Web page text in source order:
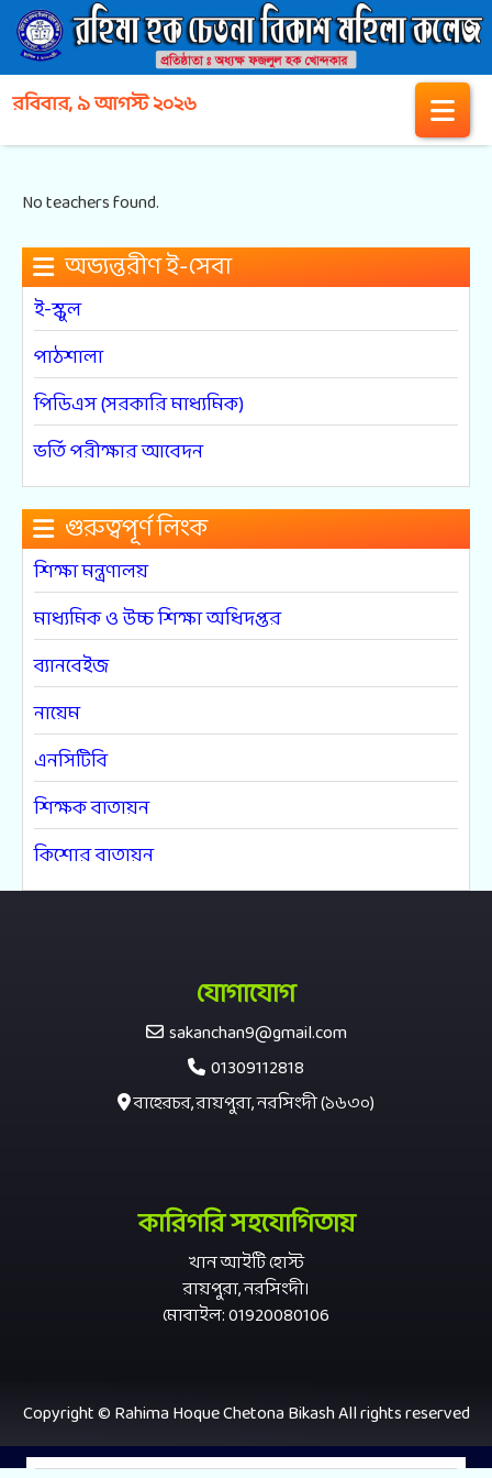
রবিবার, ৯ আগস্ট ২০২৬
No teachers found.
অভ্যন্তরীণ ই-সেবা
ই-স্কুল
পাঠশালা
পিডিএস (সরকারি মাধ্যমিক)
ভর্তি পরীক্ষার আবেদন
গুরুত্বপূর্ণ লিংক
শিক্ষা মন্ত্রণালয়
মাধ্যমিক ও উচ্চ শিক্ষা অধিদপ্তর
ব্যানবেইজ
নায়েম
এনসিটিবি
শিক্ষক বাতায়ন
কিশোর বাতায়ন
যোগাযোগ
sakanchan9@gmail.com
01309112818
বাহেরচর, রায়পুরা, নরসিংদী (১৬৩০)
কারিগরি সহযোগিতায়
খান আইটি হোস্ট
রায়পুরা, নরসিংদী।
মোবাইল: 01920080106
Copyright © Rahima Hoque Chetona Bikash All rights reserved